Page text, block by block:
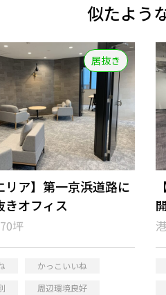
似たよう
居抜き
リア】第一京浜道路に
きオフィス
坪
かっこいいね
周辺環境良好